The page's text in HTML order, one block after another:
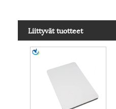
Liittyvät tuotteet